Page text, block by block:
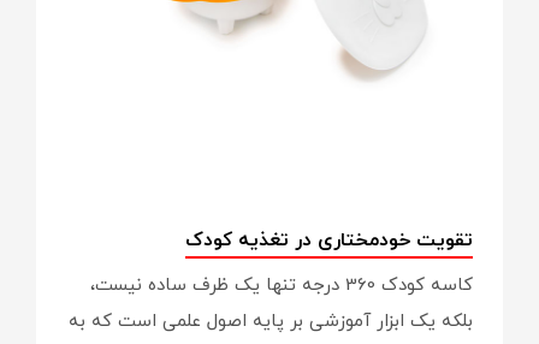
تقویت خودمختاری در تغذیه کودک
کاسه کودک 360 درجه تنها یک ظرف ساده نیست،
بلکه یک ابزار آموزشی بر پایه اصول علمی است که به